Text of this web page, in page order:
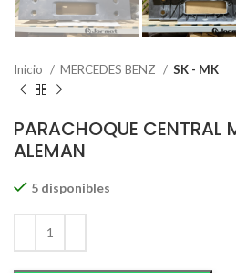
Inicio MERCEDES BENZ SK - MK
PARACHOQUE CENTRAL
ALEMAN
5 disponibles